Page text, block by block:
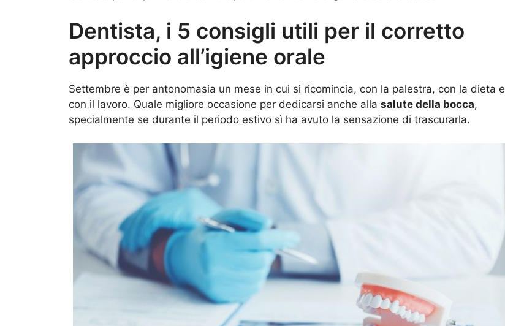
Dentista, i 5 consigli utili per il corretto
approccio all’igiene orale
Settembre è per antonomasia un mese in cui si ricomincia, con la palestra, con la dieta e
con il lavoro. Quale migliore occasione per dedicarsi anche alla salute della bocca,
specialmente se durante il periodo estivo sì ha avuto la sensazione di trascurarla.